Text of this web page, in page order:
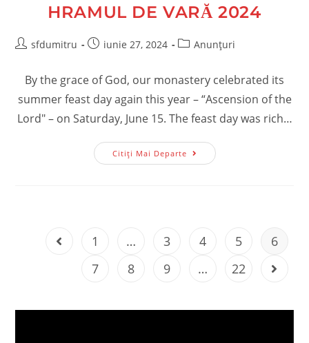
HRAMUL DE VARĂ 2024
Postsfdumitru
Postiunie 27, 2024
PostAnunțuri
By the grace of God, our monastery celebrated its
summer feast day again this year – “Ascension of the
Lord" – on Saturday, June 15. The feast day was rich…
Citiți Mai DeparteHramul
De
Go to the previous page
1 … 3 4 5
6
7
8 9 … 22 Go to